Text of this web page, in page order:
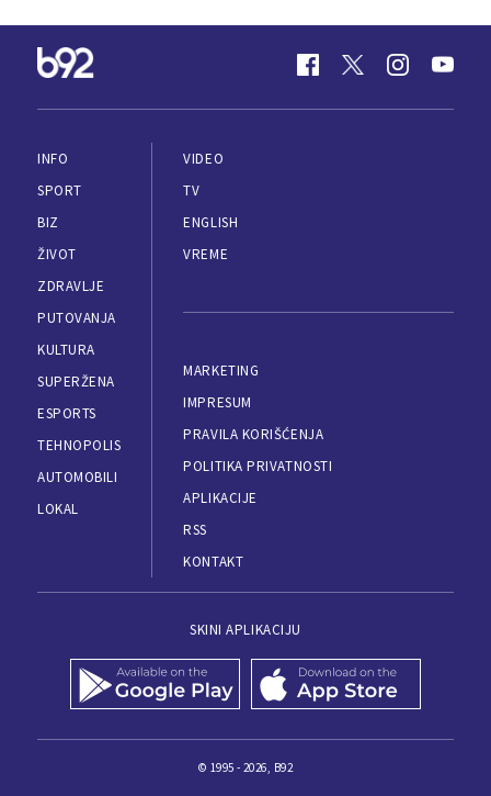
INFO
SPORT
BIZ
ŽIVOT
ZDRAVLJE
PUTOVANJA
KULTURA
SUPERŽENA
ESPORTS
TEHNOPOLIS
AUTOMOBILI
LOKAL
VIDEO
TV
ENGLISH
VREME
MARKETING
IMPRESUM
PRAVILA KORIŠĆENJA
POLITIKA PRIVATNOSTI
APLIKACIJE
RSS
KONTAKT
SKINI APLIKACIJU
© 1995 - 2026, B92